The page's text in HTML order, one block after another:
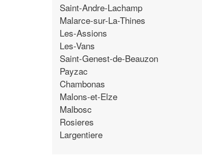
Saint-Andre-Lachamp
Malarce-sur-La-Thines
Les-Assions
Les-Vans
Saint-Genest-de-Beauzon
Payzac
Chambonas
Malons-et-Elze
Malbosc
Rosieres
Largentiere